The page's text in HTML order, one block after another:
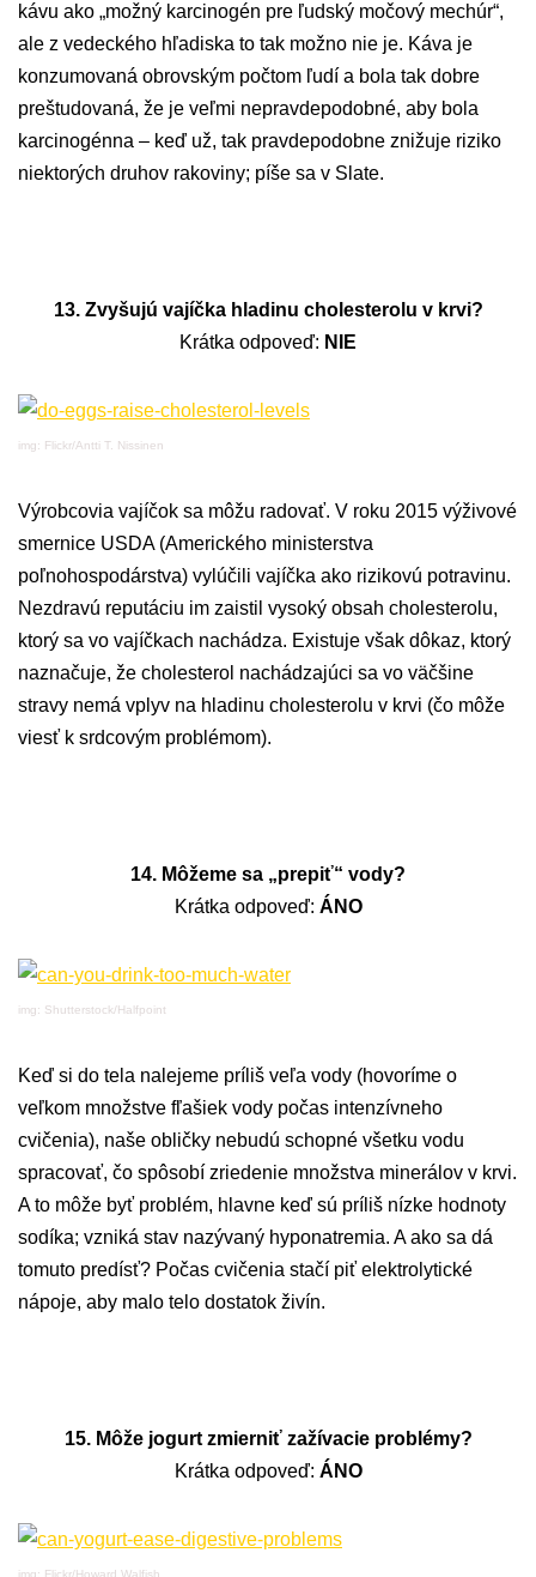
kávu ako „možný karcinogén pre ľudský močový mechúr“,
ale z vedeckého hľadiska to tak možno nie je. Káva je
konzumovaná obrovským počtom ľudí a bola tak dobre
preštudovaná, že je veľmi nepravdepodobné, aby bola
karcinogénna – keď už, tak pravdepodobne znižuje riziko
niektorých druhov rakoviny; píše sa v Slate.
13. Zvyšujú vajíčka hladinu cholesterolu v krvi?
Krátka odpoveď: NIE
img: Flickr/Antti T. Nissinen
Výrobcovia vajíčok sa môžu radovať. V roku 2015 výživové
smernice USDA (Amerického ministerstva
poľnohospodárstva) vylúčili vajíčka ako rizikovú potravinu.
Nezdravú reputáciu im zaistil vysoký obsah cholesterolu,
ktorý sa vo vajíčkach nachádza. Existuje však dôkaz, ktorý
naznačuje, že cholesterol nachádzajúci sa vo väčšine
stravy nemá vplyv na hladinu cholesterolu v krvi (čo môže
viesť k srdcovým problémom).
14. Môžeme sa „prepiť“ vody?
Krátka odpoveď: ÁNO
img: Shutterstock/Halfpoint
Keď si do tela nalejeme príliš veľa vody (hovoríme o
veľkom množstve fľašiek vody počas intenzívneho
cvičenia), naše obličky nebudú schopné všetku vodu
spracovať, čo spôsobí zriedenie množstva minerálov v krvi.
A to môže byť problém, hlavne keď sú príliš nízke hodnoty
sodíka; vzniká stav nazývaný hyponatremia. A ako sa dá
tomuto predísť? Počas cvičenia stačí piť elektrolytické
nápoje, aby malo telo dostatok živín.
15. Môže jogurt zmierniť zažívacie problémy?
Krátka odpoveď: ÁNO
img: Flickr/Howard Walfish